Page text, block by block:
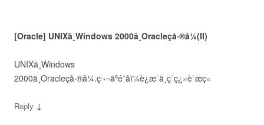
[Oracle] UNIXä¸Windows 2000ä¸Oracleçå·®å¼(II)
UNIXä¸Windows
2000ä¸Oracleçå·®å¼.ç¬¬äºé¨åï¼è¿æ¯ä¸ç¯ç¿»è¯æç«
Reply ↓